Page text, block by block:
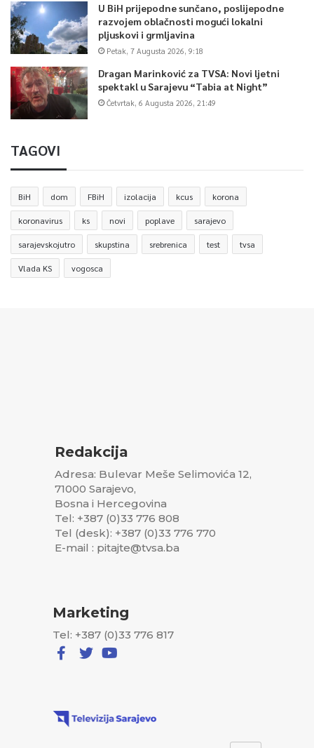
U BiH prijepodne sunčano, poslijepodne
razvojem oblačnosti mogući lokalni
pljuskovi i grmljavina
Petak, 7 Augusta 2026, 9:18
Dragan Marinković za TVSA: Novi ljetni
spektakl u Sarajevu “Tabia at Night”
Četvrtak, 6 Augusta 2026, 21:49
TAGOVI
BiH dom FBiH izolacija kcus korona
koronavirus ks novi poplave sarajevo
sarajevskojutro skupstina srebrenica test tvsa
Vlada KS vogosca
Redakcija
Adresa: Bulevar Meše Selimovića 12,
71000 Sarajevo,
Bosna i Hercegovina
Tel: +387 (0)33 776 808
Tel (desk): +387 (0)33 776 770
E-mail : pitajte@tvsa.ba
Marketing
Tel: +387 (0)33 776 817